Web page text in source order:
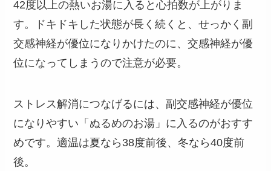
42度以上の熱いお湯に入ると心拍数が上がりま
す。ドキドキした状態が長く続くと、せっかく副
交感神経が優位になりかけたのに、交感神経が優
位になってしまうので注意が必要。
ストレス解消につなげるには、副交感神経が優位
になりやすい「ぬるめのお湯」に入るのがおすす
めです。適温は夏なら38度前後、冬なら40度前
後。